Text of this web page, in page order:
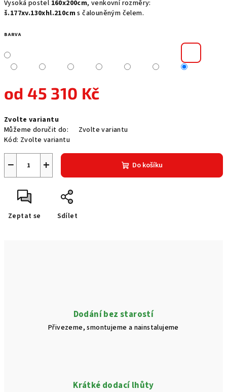
Vysoká postel 160x200cm, venkovní rozměry:
š.177xv.130xhl.210cm s čalouněným čelem.
BARVA
od45 310 Kč
cena:
Zvolte variantu
Můžeme doručit do:
Zvolte variantu
Kód: Zvolte variantu
+
− Do košíku
Zeptat se Sdílet
Dodání bez starostí
Přivezeme, smontujeme a nainstalujeme
Krátké dodací lhůty